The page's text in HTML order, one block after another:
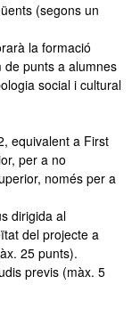
(segons un
la formació
de punts a alumnes
social i cultural
equivalent a First
per a no
només per a
dirigida al
del projecte a
25 punts).
previs (màx. 5